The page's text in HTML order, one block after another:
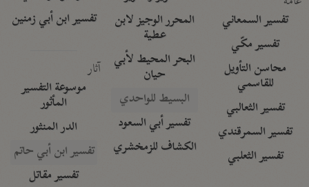
تفسير السمعاني
تفسير مكّي
محاسن التأويل
للقاسمي
تفسير الثعالبي
تفسير السمرقندي
تفسير الثعلبي
المحرر الوجيز لابن
عطية
البحر المحيط لأبي
حيان
البسيط للواحدي
تفسير أبي السعود
الكشاف للزمخشري
تفسير ابن أبي زمنين
آثار
موسوعة التفسير
المأثور
الدر المنثور
تفسير ابن أبي حاتم
تفسير مقاتل